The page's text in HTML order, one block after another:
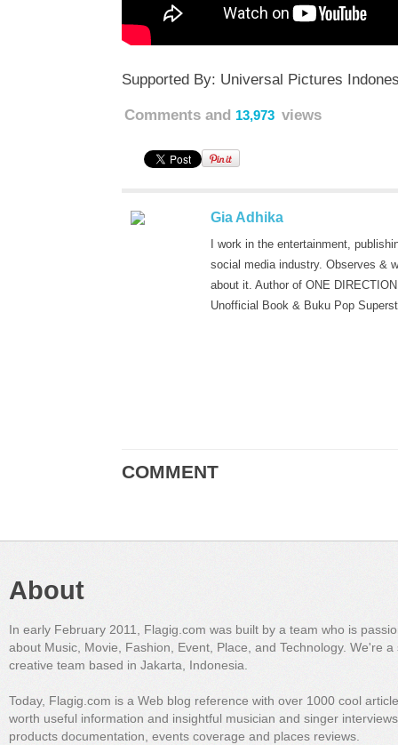
Supported By: Universal Pictures
Comments and 13,973 views
Gia Adhika
I work in the entertainment,
social media industry. Observes &
about it. Author of ONE
Unofficial Book & Buku Pop
COMMENT
About
In early February 2011, Flagig.com was built by a team who is
about Music, Movie, Fashion, Event, Place, and Technology. We're a
creative team based in Jakarta, Indonesia.
Today, Flagig.com is a Web blog reference with over 1000 cool
worth useful information and insightful musician and singer
products documentation, events coverage and places reviews.